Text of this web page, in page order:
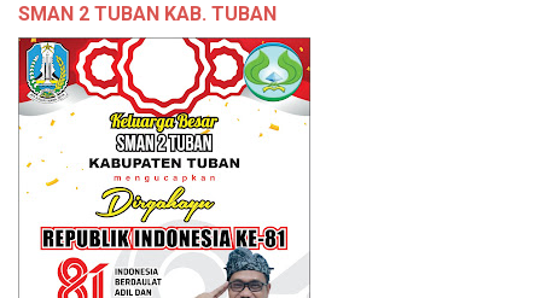
SMAN 2 TUBAN KAB. TUBAN